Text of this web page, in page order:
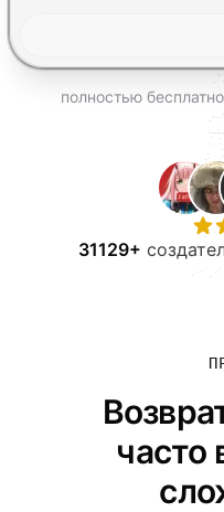
полностью
31129+
часто